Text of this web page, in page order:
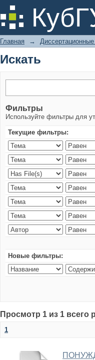
Искать
Главная →
Искать
Фильтры
Используйте фильтры для
Текущие фильтры:
Новые фильтры:
Просмотр 1 из 1 всего
1